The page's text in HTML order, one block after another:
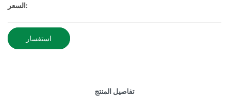
السعر:
استفسار
تفاصيل المنتج